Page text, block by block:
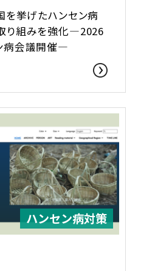
を挙げたハンセン病
り組みを強化―2026
病会議開催―
ハンセン病対策